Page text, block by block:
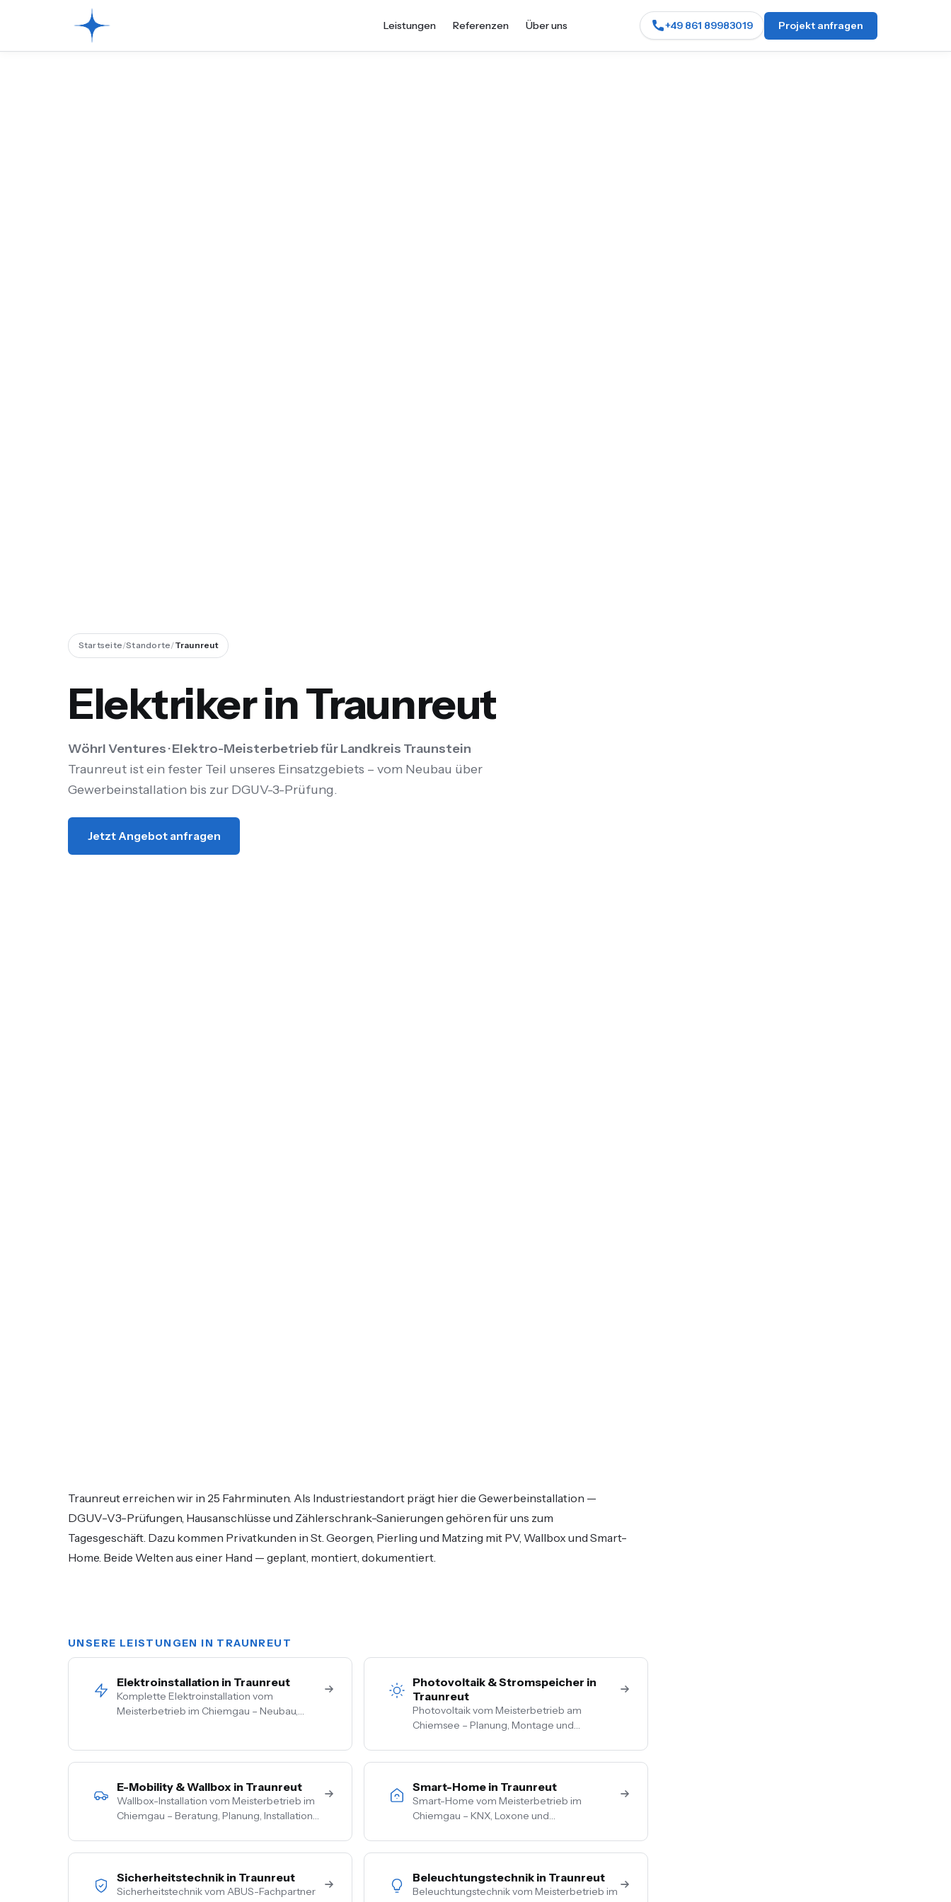
Leistungen Referenzen Über uns +49 861 89983019 Projekt anfragen
Startseite/Standorte/Traunreut
Elektriker in Traunreut
Wöhrl Ventures · Elektro-Meisterbetrieb für Landkreis Traunstein
Traunreut ist ein fester Teil unseres Einsatzgebiets – vom Neubau über
Gewerbeinstallation bis zur DGUV-3-Prüfung.
Jetzt Angebot anfragen
Traunreut erreichen wir in 25 Fahrminuten. Als Industriestandort prägt hier die Gewerbeinstallation —
DGUV-V3-Prüfungen, Hausanschlüsse und Zählerschrank-Sanierungen gehören für uns zum
Tagesgeschäft. Dazu kommen Privatkunden in St. Georgen, Pierling und Matzing mit PV, Wallbox und Smart-
Home. Beide Welten aus einer Hand — geplant, montiert, dokumentiert.
UNSERE LEISTUNGEN IN TRAUNREUT
Elektroinstallation in Traunreut
Komplette Elektroinstallation vom
Meisterbetrieb im Chiemgau – Neubau,
Photovoltaik & Stromspeicher in
Traunreut
Photovoltaik vom Meisterbetrieb am
Chiemsee – Planung, Montage und
Vor-Ort-Termin, Nullsteuer auf
E-Mobility & Wallbox in Traunreut
Wallbox-Installation vom Meisterbetrieb im
Chiemgau – Beratung, Planung, Installation
Überschussladen, Lastmanagement,
Smart-Home in Traunreut
Smart-Home vom Meisterbetrieb im
Chiemgau – KNX, Loxone und
Licht, Heizung, Beschattung und Sicherheit
Sicherheitstechnik in Traunreut
Sicherheitstechnik vom ABUS-Fachpartner
Beleuchtungstechnik in Traunreut
Beleuchtungstechnik vom Meisterbetrieb im